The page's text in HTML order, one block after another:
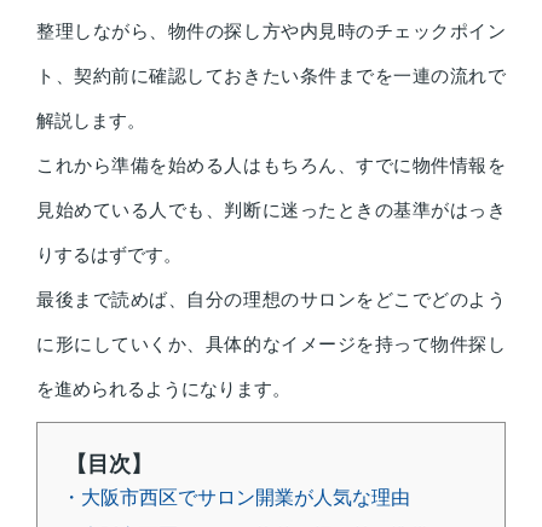
整理しながら、物件の探し方や内見時のチェックポイン
ト、契約前に確認しておきたい条件までを一連の流れで
解説します。
これから準備を始める人はもちろん、すでに物件情報を
見始めている人でも、判断に迷ったときの基準がはっき
りするはずです。
最後まで読めば、自分の理想のサロンをどこでどのよう
に形にしていくか、具体的なイメージを持って物件探し
を進められるようになります。
【目次】
・大阪市西区でサロン開業が人気な理由